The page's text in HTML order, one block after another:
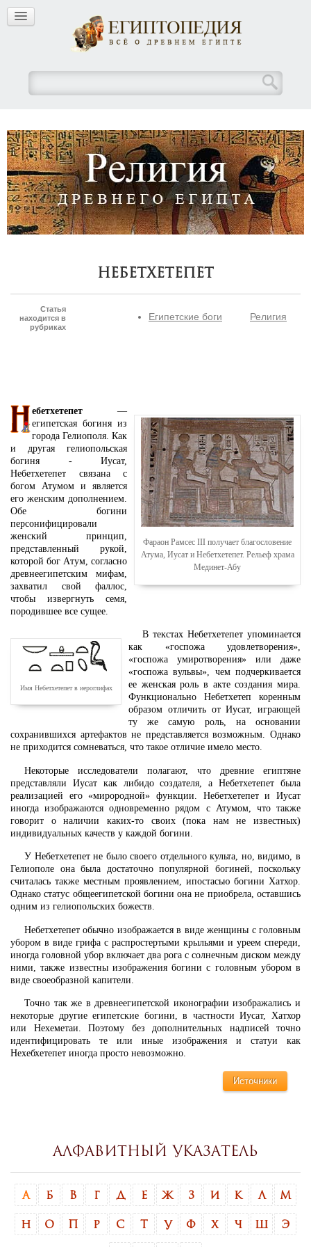
Небетхетепет
Статья
находится в
рубриках
Религия
Египетские боги
Фараон Рамсес III получает благословение
Атума, Иусат и Небетхетепет. Рельеф храма
Мединет-Абу
ебетхетепет —
египетская богиня из
города Гелиополя. Как
и другая гелиопольская
богиня - Иусат,
Небетхетепет связана с
богом Атумом и является
его женским дополнением.
Обе богини
персонифицировали
женский принцип,
представленный рукой,
которой бог Aтум, согласно
древнеегипетским мифам,
захватил свой фаллос,
чтобы извергнуть семя,
породившее все сущее.
Имя Небетхетепет в иероглифах
В текстах Небетхетепет упоминается
как «госпожа удовлетворения»,
«госпожа умиротворения» или даже
«госпожа вульвы», чем подчеркивается
ее женская роль в акте создания мира.
Функционально Небетхетеп коренным
образом отличить от Иусат, играющей
ту же самую роль, на основании
сохранившихся артефактов не представляется возможным. Однако
не приходится сомневаться, что такое отличие имело место.
Некоторые исследователи полагают, что древние египтяне
представляли Иусат как либидо создателя, а Небетхетепет была
реализацией его «мирородной» функции. Небетхетепет и Иусат
иногда изображаются одновременно рядом с Атумом, что также
говорит о наличии каких-то своих (пока нам не известных)
индивидуальных качеств у каждой богини.
У Небетхетепет не было своего отдельного культа, но, видимо, в
Гелиополе она была достаточно популярной богиней, поскольку
считалась также местным проявлением, ипостасью богини Хатхор.
Однако статус общеегипетской богини она не приобрела, оставшись
одним из гелиопольских божеств.
Небетхетепет обычно изображается в виде женщины с головным
убором в виде грифа с распростертыми крыльями и уреем спереди,
иногда головной убор включает два рога с солнечным диском между
ними, также известны изображения богини с головным убором в
виде своеобразной капители.
Точно так же в древнеегипетской иконографии изображались и
некоторые другие египетские богини, в частности Иусат, Хатхор
или Нехеметаи. Поэтому без дополнительных надписей точно
идентифицировать те или иные изображения и статуи как
Нехебхетепет иногда просто невозможно.
Источники
Алфавитный указатель
А Б В Г Д Е Ж З И К Л М
Н О Р С У Ф Х Ч Э